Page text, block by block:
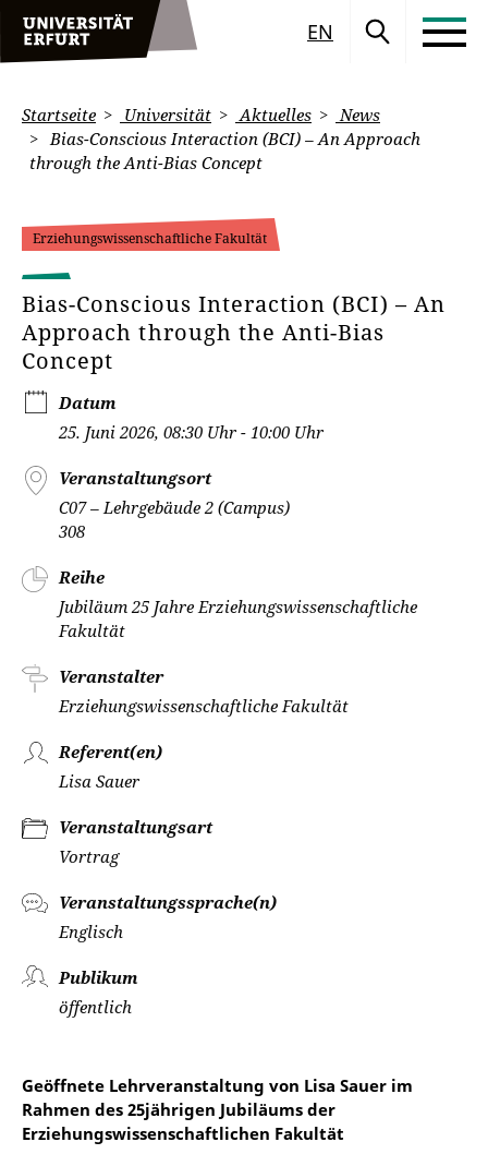
EN
Startseite Universität Aktuelles
News
Bias-Conscious Interaction (BCI) – An Approach
through the Anti-Bias Concept
Erziehungswissenschaftliche Fakultät
Bias-Conscious Interaction (BCI) – An
Approach through the Anti-Bias
Concept
Datum
25. Juni 2026, 08:30 Uhr - 10:00 Uhr
Veranstaltungsort
C07 – Lehrgebäude 2 (Campus)
308
Reihe
Jubiläum 25 Jahre Erziehungswissenschaftliche
Fakultät
Veranstalter
Erziehungswissenschaftliche Fakultät
Referent(en)
Lisa Sauer
Veranstaltungsart
Vortrag
Veranstaltungssprache(n)
Englisch
Publikum
öffentlich
Geöffnete Lehrveranstaltung von Lisa Sauer im
Rahmen des 25jährigen Jubiläums der
Erziehungswissenschaftlichen Fakultät